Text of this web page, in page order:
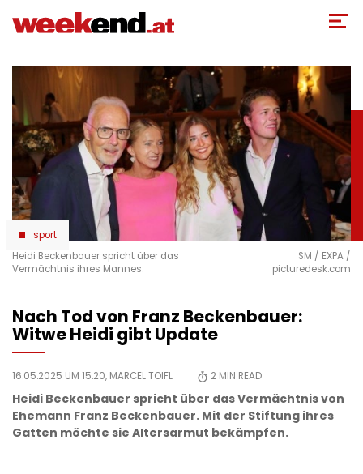
zum
sport
Heidi Beckenbauer spricht über das
Vermächtnis ihres Mannes.
SM / EXPA /
picturedesk.com
Nach Tod von Franz Beckenbauer:
Witwe Heidi gibt Update
16.05.2025 UM 15:20, MARCEL TOIFL 2 MIN READ
Heidi Beckenbauer spricht über das Vermächtnis von
Ehemann Franz Beckenbauer. Mit der Stiftung ihres
Gatten möchte sie Altersarmut bekämpfen.